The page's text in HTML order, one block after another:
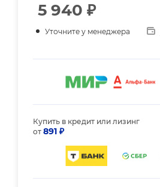
5 940 ₽
Уточните у менеджера
Купить в кредит или лизинг
от 891 ₽